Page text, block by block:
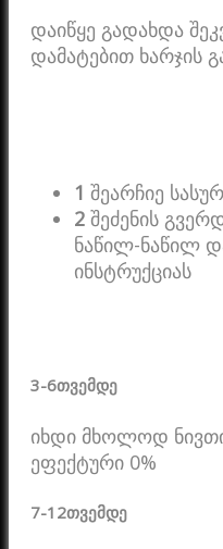
დაიწყე გადახდა
დამატებით ხარჯის
1 შეარჩიე
2 შეძენის
ნაწილ-ნაწილ
ინსტრუქციას
3-6თვემდე
იხდი მხოლოდ
ეფექტური 0%
7-12თვემდე